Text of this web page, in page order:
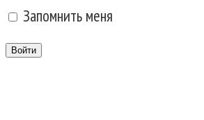
Запомнить меня